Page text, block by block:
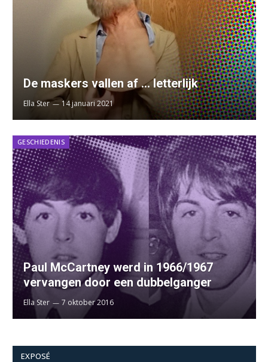
De maskers vallen af … letterlijk
Ella Ster 14 januari 2021
GESCHIEDENIS
Paul McCartney werd in 1966/1967
vervangen door een dubbelganger
Ella Ster 7 oktober 2016
EXPOSÉ